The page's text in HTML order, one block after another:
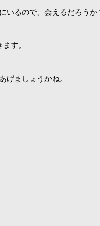
いるので、会えるだろうか
す。
げましょうかね。